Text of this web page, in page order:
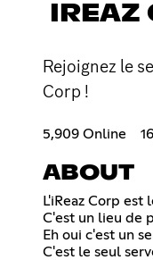
IREAZ
Rejoignez le
Corp !
5,909 Online
ABOUT
L'iReaz Corp
C'est un lieu de
Eh oui c'est un
C'est le seul